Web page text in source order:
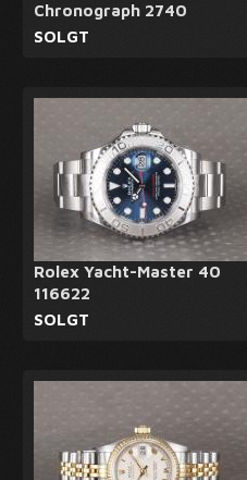
Chronograph 2740
SOLGT
Rolex Yacht-Master 40
116622
SOLGT